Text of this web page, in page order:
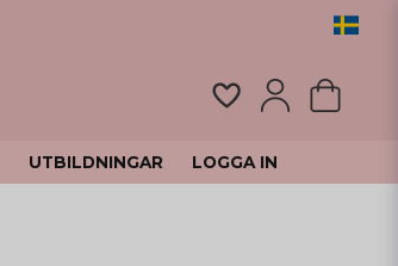
UTBILDNINGAR LOGGA IN